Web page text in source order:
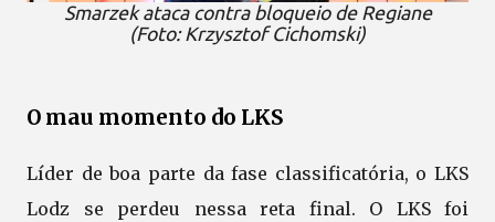
Smarzek ataca contra bloqueio de Regiane
(Foto: Krzysztof Cichomski)
O mau momento do LKS
Líder de boa parte da fase classificatória, o LKS
Lodz se perdeu nessa reta final. O LKS foi